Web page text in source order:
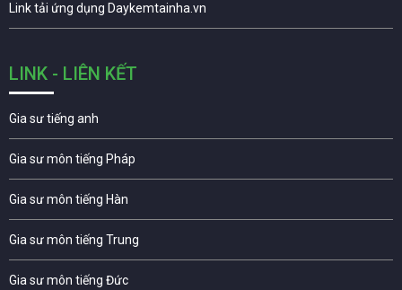
Link tải ứng dụng Daykemtainha.vn
LINK - LIÊN KẾT
Gia sư tiếng anh
Gia sư môn tiếng Pháp
Gia sư môn tiếng Hàn
Gia sư môn tiếng Trung
Gia sư môn tiếng Đức